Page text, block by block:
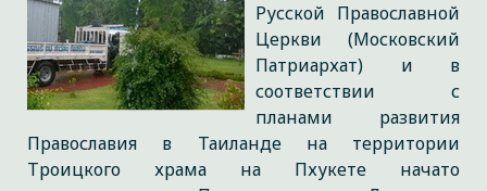
Русской Православной
Церкви (Московский
Патриархат) и в
соответствии с
планами развития
Православия в Таиланде на территории
Троицкого храма на Пхукете начато